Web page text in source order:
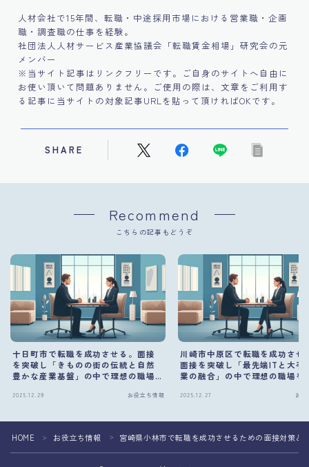
人材会社で15年間、転職・中途採用市場における営業職・企画
職・調査職の仕事を経験。
社団法人人材サービス産業協議会「転職賃金相場」研究会の元
メンバー
※当サイト記事はリンクフリーです。ご自身のサイトへ自由に
お使い頂いて問題ありません。ご使用の際は、文章をご利用す
る記事に当サイトの対象記事URLを貼って頂ければOKです。
SHARE
Recommend
こちらの記事もどうぞ
十日町市で転職を成功させる。面接
を突破し「きものの街の伝統と自然
豊かな産業基盤」の中で理想の職場
2025.12.29 お役立ち情報
川崎市中原区で転職を成功させ
面接を突破し「最先端ITと大手
業の融合」の中で理想の職場を
2025.12.27 お
HOME ＞ お役立ち情報 ＞ 宮崎県小林市で転職を成功させるための面接対策と